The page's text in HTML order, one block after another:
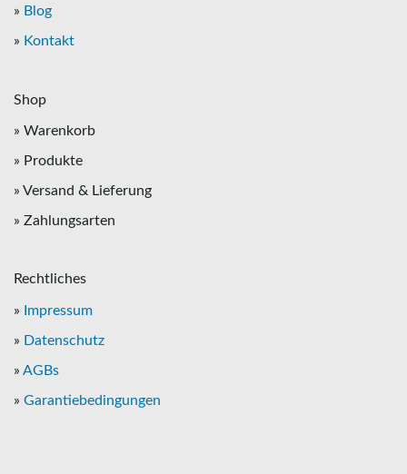
» Blog
» Kontakt
Shop
» Warenkorb
» Produkte
» Versand & Lieferung
» Zahlungsarten
Rechtliches
» Impressum
» Datenschutz
» AGBs
» Garantiebedingungen